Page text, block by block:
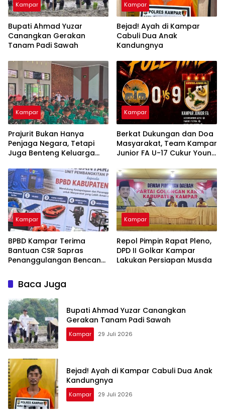
Kampar
Bupati Ahmad Yuzar
Canangkan Gerakan
Tanam Padi Sawah
Kampar
Bejad! Ayah di Kampar
Cabuli Dua Anak
Kandungnya
Kampar
Prajurit Bukan Hanya
Penjaga Negara, Tetapi
Juga Benteng Keluarga
Kampar
Berkat Dukungan dan Doa
Masyarakat, Team Kampar
Junior FA U-17 Cukur Young
Soeratin
Kampar
BPBD Kampar Terima
Bantuan CSR Sapras
Penanggulangan Bencana
Nusantara Power
Kampar
Repol Pimpin Rapat Pleno,
DPD II Golkar Kampar
Lakukan Persiapan Musda
Baca Juga
Bupati Ahmad Yuzar Canangkan
Gerakan Tanam Padi Sawah
Kampar 29 Juli 2026
Bejad! Ayah di Kampar Cabuli Dua Anak
Kandungnya
Kampar 29 Juli 2026